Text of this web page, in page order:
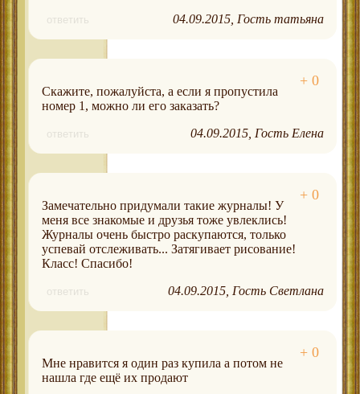
ответить 04.09.2015 Гость татьяна
Скажите, пожалуйста, а если я пропустила
номер 1, можно ли его заказать?
ответить 04.09.2015 Гость Елена
Замечательно придумали такие журналы! У
меня все знакомые и друзья тоже увлеклись!
Журналы очень быстро раскупаются, только
успевай отслеживать... Затягивает рисование!
Класс! Спасибо!
ответить 04.09.2015 Гость Светлана
Мне нравится я один раз купила а потом не
нашла где ещё их продают